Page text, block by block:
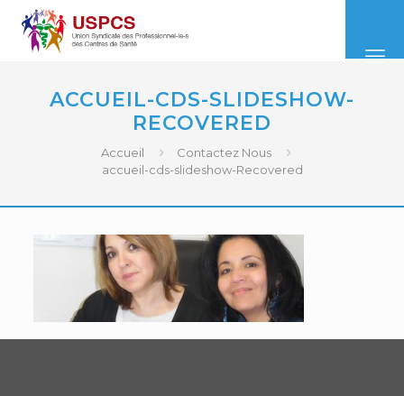
ACCUEIL-CDS-SLIDESHOW-
RECOVERED
Accueil
Contactez Nous
accueil-cds-slideshow-Recovered